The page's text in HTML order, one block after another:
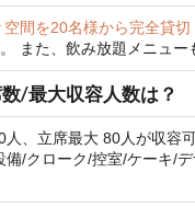
空間を20名様から完全貸
また、飲み放題メニュー
/最大収容人数は？
、立席最大 80人が収容
/クローク/控室/ケーキ/